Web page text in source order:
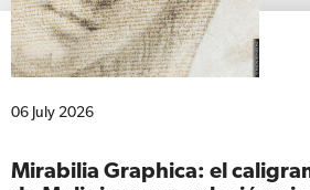
06 July 2026
Mirabilia Graphica: el